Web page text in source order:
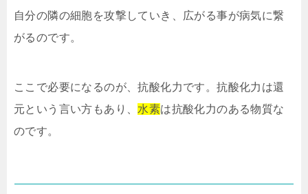
自分の隣の細胞を攻撃していき、広がる事が病気に繋
がるのです。
ここで必要になるのが、抗酸化力です。抗酸化力は還
元という言い方もあり、 水素は抗酸化力のある物質な
のです。